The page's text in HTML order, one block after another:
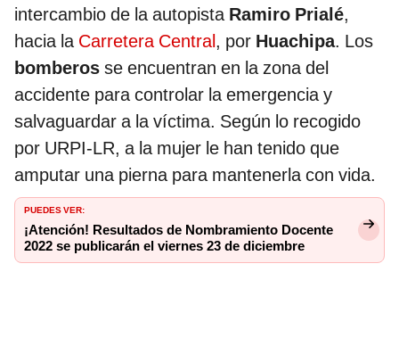
intercambio de la autopista Ramiro Prialé,
hacia la Carretera Central, por Huachipa. Los
bomberos se encuentran en la zona del
accidente para controlar la emergencia y
salvaguardar a la víctima. Según lo recogido
por URPI-LR, a la mujer le han tenido que
amputar una pierna para mantenerla con vida.
PUEDES VER:
¡Atención! Resultados de Nombramiento Docente
2022 se publicarán el viernes 23 de diciembre